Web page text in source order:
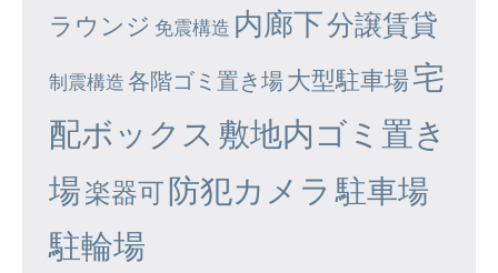
ラウンジ 免震構造 内廊下分譲賃貸
制震構造 各階ゴミ置き場大型駐車場宅
配ボックス 敷地内ゴミ置き
場楽器可防犯カメラ 駐車場
駐輪場